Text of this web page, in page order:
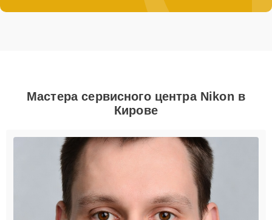
Мастера сервисного центра Nikon в
Кирове